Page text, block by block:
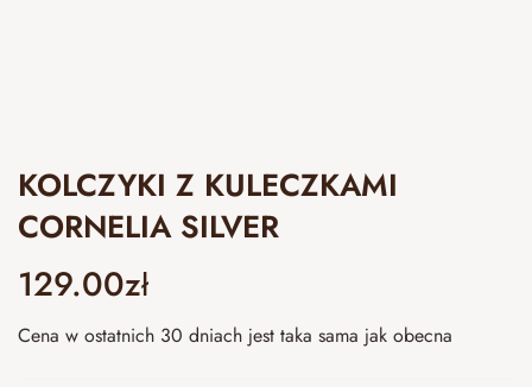
KOLCZYKI Z KULECZKAMI
CORNELIA SILVER
129.00zł
Cena w ostatnich 30 dniach jest taka sama jak obecna